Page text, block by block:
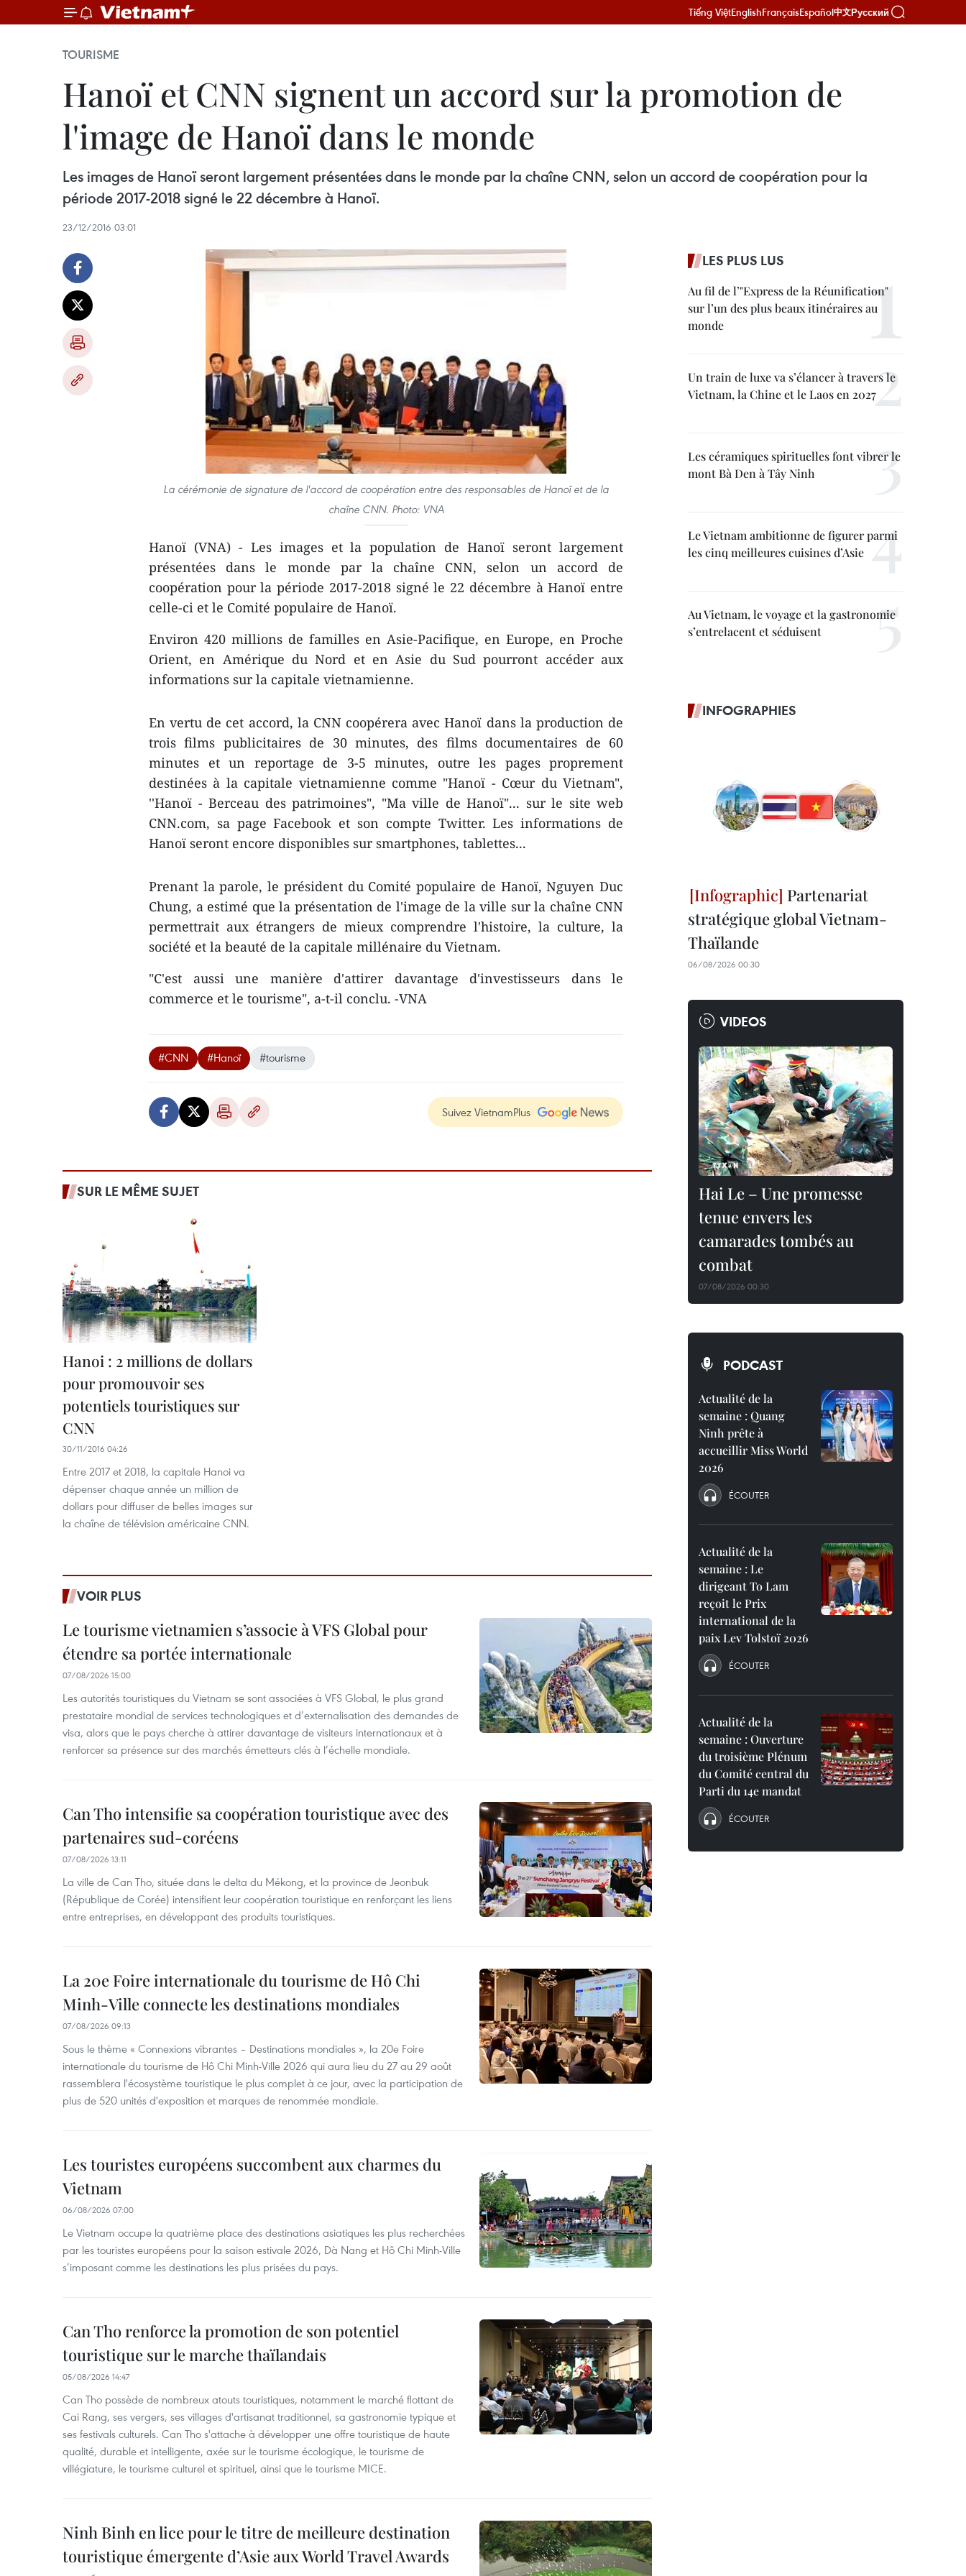
Tiếng ViệtEnglishFrançaisEspañol中文Русский
TOURISME
Hanoï et CNN signent un accord sur la promotion de
l'image de Hanoï dans le monde
Les images de Hanoï seront largement présentées dans le monde par la chaîne CNN, selon un accord de coopération pour la
période 2017-2018 signé le 22 décembre à Hanoï.
23/12/2016 03:01
La cérémonie de signature de l'accord de coopération entre des responsables de Hanoï et de la
chaîne CNN. Photo: VNA
Hanoï (VNA) - Les images et la population de Hanoï seront largement
présentées dans le monde par la chaîne CNN, selon un accord de
coopération pour la période 2017-2018 signé le 22 décembre à Hanoï entre
celle-ci et le Comité populaire de ​Hanoï.
Environ 420 millions de familles en Asie-Pacifique, en Europe, en Proche
Orient, en Amérique du Nord et en Asie du Sud pourront accéder aux
informations sur la capitale vietnamienne.
En vertu de cet accord, la CNN coopérera avec Hanoï dans la production de
trois ​films publicitaires de 30 minutes, des films documentaires de 60
minutes et un reportage de 3-5 minutes, outre les pages proprement
destinées à la capitale vietnamienne comme "Hanoï - Cœur du Vietnam",
''Hanoï - Berceau des patrimoines", "Ma ville de Hanoï"... sur le site web
CNN.com, sa page Facebook et son compte Twitter. Les informations de
Hanoï seront encore disponibles sur smartphones, tablettes...
Prenant la parole, le président du Comité populaire de Hanoï, Nguyen Duc
Chung, a estimé que la présentation de l'image de ​la ville sur la chaîne CNN
permettrait aux étrangers de mieux comprendre l'histoire, la culture, la
société et la beauté de la capitale millénaire du Vietnam.
"C'est aussi une manière d'attirer davantage d'investisseurs dans le
commerce et le tourisme", a-t-il conclu. -VNA
#CNN #Hanoï #tourisme
Suivez VietnamPlus
SUR LE MÊME SUJET
Hanoi : 2 millions de dollars
pour promouvoir ses
potentiels touristiques sur
CNN
30/11/2016 04:26
Entre 2017 et 2018, la capitale Hanoi va
dépenser chaque année un million de
dollars pour diffuser de belles images sur
la chaîne de télévision américaine CNN.
VOIR PLUS
Le tourisme vietnamien s’associe à VFS Global pour
étendre sa portée internationale
07/08/2026 15:00
Les autorités touristiques du Vietnam se sont associées à VFS Global, le plus grand
prestataire mondial de services technologiques et d’externalisation des demandes de
visa, alors que le pays cherche à attirer davantage de visiteurs internationaux et à
renforcer sa présence sur des marchés émetteurs clés à l’échelle mondiale.
Can Tho intensifie sa coopération touristique avec des
partenaires sud-coréens
07/08/2026 13:11
La ville de Can Tho, située dans le delta du Mékong, et la province de Jeonbuk
(République de Corée) intensifient leur coopération touristique en renforçant les liens
entre entreprises, en développant des produits touristiques.
La 20e Foire internationale du tourisme de Hô Chi
Minh-Ville connecte les destinations mondiales
07/08/2026 09:13
Sous le thème « Connexions vibrantes – Destinations mondiales », la 20e Foire
internationale du tourisme de Hô Chi Minh-Ville 2026 qui aura lieu du 27 au 29 août
rassemblera l'écosystème touristique le plus complet à ce jour, avec la participation de
plus de 520 unités d'exposition et marques de renommée mondiale.
Les touristes européens succombent aux charmes du
Vietnam
06/08/2026 07:00
Le Vietnam occupe la quatrième place des destinations asiatiques les plus recherchées
par les touristes européens pour la saison estivale 2026, Dà Nang et Hô Chi Minh-Ville
s’imposant comme les destinations les plus prisées du pays.
Can Tho renforce la promotion de son potentiel
touristique sur le marche thaïlandais
05/08/2026 14:47
Can Tho possède de nombreux atouts touristiques, notamment le marché flottant de
Cai Rang, ses vergers, ses villages d'artisanat traditionnel, sa gastronomie typique et
ses festivals culturels. Can Tho s'attache à développer une offre touristique de haute
qualité, durable et intelligente, axée sur le tourisme écologique, le tourisme de
villégiature, le tourisme culturel et spirituel, ainsi que le tourisme MICE.
Ninh Binh en lice pour le titre de meilleure destination
touristique émergente d’Asie aux World Travel Awards
LES PLUS LUS
Au fil de l’"Express de la Réunification"
sur l’un des plus beaux itinéraires au
monde
Un train de luxe va s’élancer à travers le
Vietnam, la Chine et le Laos en 2027
Les céramiques spirituelles font vibrer le
mont Bà Den à Tây Ninh
Le Vietnam ambitionne de figurer parmi
les cinq meilleures cuisines d’Asie
Au Vietnam, le voyage et la gastronomie
s’entrelacent et séduisent
INFOGRAPHIES
Partenariat
stratégique global Vietnam-
Thaïlande
06/08/2026 00:30
VIDEOS
Hai Le – Une promesse
tenue envers les
camarades tombés au
combat
07/08/2026 00:30
PODCAST
Actualité de la
semaine : Quang
Ninh prête à
accueillir Miss World
2026
ÉCOUTER
Actualité de la
semaine : Le
dirigeant To Lam
reçoit le Prix
international de la
paix Lev Tolstoï 2026
ÉCOUTER
Actualité de la
semaine : Ouverture
du troisième Plénum
du Comité central du
Parti du 14e mandat
ÉCOUTER